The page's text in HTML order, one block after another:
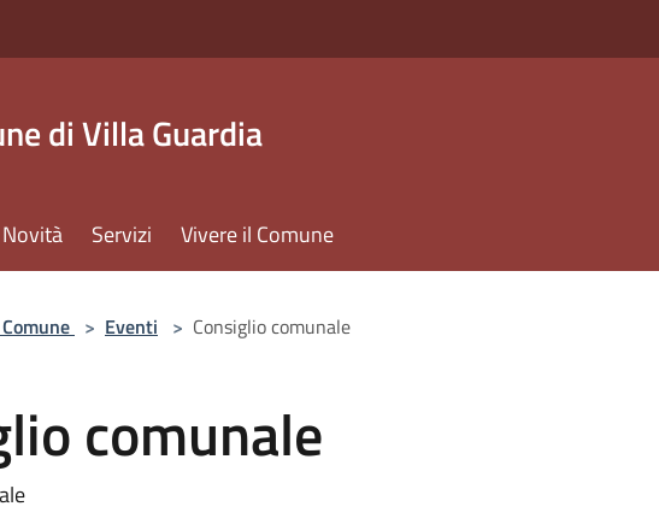
di Villa Guardia
Novità Servizi Vivere il Comune
> Eventi > Consiglio comunale
comunale